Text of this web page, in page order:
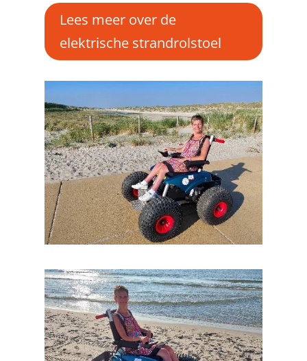
Lees meer over de
elektrische strandrolstoel